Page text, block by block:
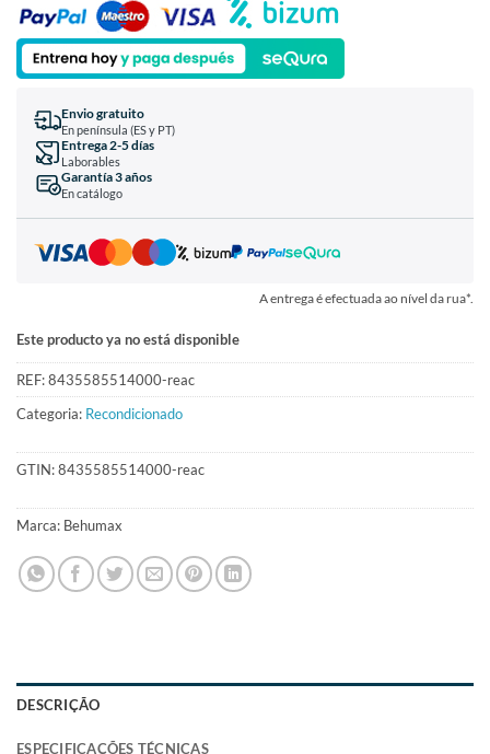
Envio gratuito
En península (ES y PT)
Entrega 2-5 días
Laborables
Garantía 3 años
En catálogo
A entrega é efectuada ao nível da rua*.
Este producto ya no está disponible
REF:8435585514000-reac
Categoria: Recondicionado
GTIN:8435585514000-reac
Marca: Behumax
DESCRIÇÃO
ESPECIFICAÇÕES TÉCNICAS